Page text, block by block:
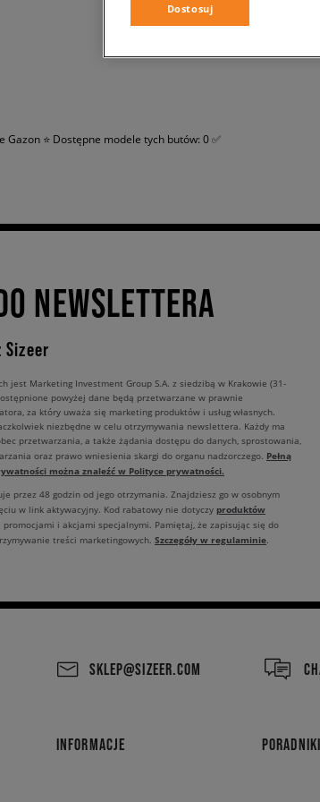
⭐ Dostępne modele tych butów: 0 ✅
NEWSLETTERA
jest Marketing Investment Group S.A. z siedzibą w Krakowie (31-
powyżej dane będą przetwarzane w prawnie
za który uważa się marketing produktów i usług własnych.
niezbędne w celu otrzymywania newslettera. Każdy ma
przetwarzania, a także żądania dostępu do danych, sprostowania,
oraz prawo wniesienia skargi do organu nadzorczego. Pełną
można znaleźć w Polityce prywatności.
przez 48 godzin od jego otrzymania. Znajdziesz go w osobnym
w link aktywacyjny. Kod rabatowy nie dotyczy produktów
promocjami i akcjami specjalnymi. Pamiętaj, że zapisując się do
treści marketingowych. Szczegóły w regulaminie.
SKLEP@SIZEER.COM
INFORMACJE PORADNIKI
Dostosuj